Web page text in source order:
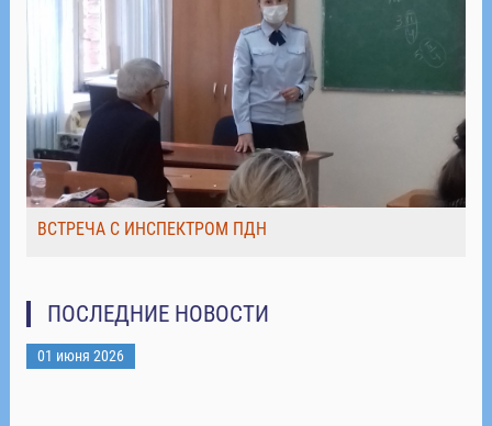
ВСТРЕЧА С ИНСПЕКТРОМ ПДН
ПОСЛЕДНИЕ НОВОСТИ
01 июня 2026